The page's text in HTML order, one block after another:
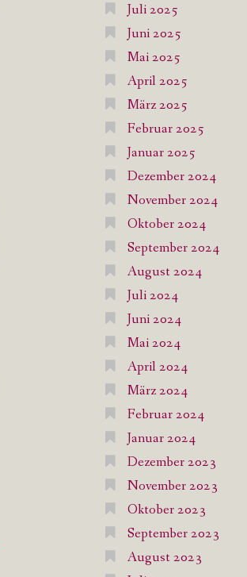
Juli 2025
Juni 2025
Mai 2025
April 2025
März 2025
Februar 2025
Januar 2025
Dezember 2024
November 2024
Oktober 2024
September 2024
August 2024
Juli 2024
Juni 2024
Mai 2024
April 2024
März 2024
Februar 2024
Januar 2024
Dezember 2023
November 2023
Oktober 2023
September 2023
August 2023